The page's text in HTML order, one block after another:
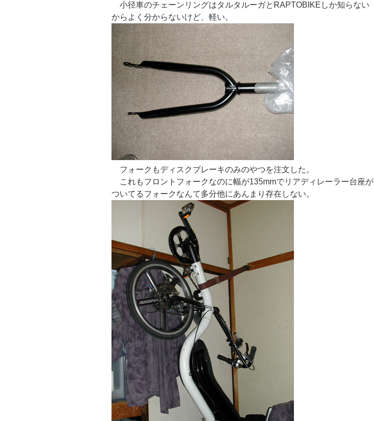
小径車のチェーンリングはタルタルーガとRAPTOBIKEしか知らない
からよく分からないけど、軽い。
フォークもディスクブレーキのみのやつを注文した。
これもフロントフォークなのに幅が135mmでリアディレーラー台座が
ついてるフォークなんて多分他にあんまり存在しない。